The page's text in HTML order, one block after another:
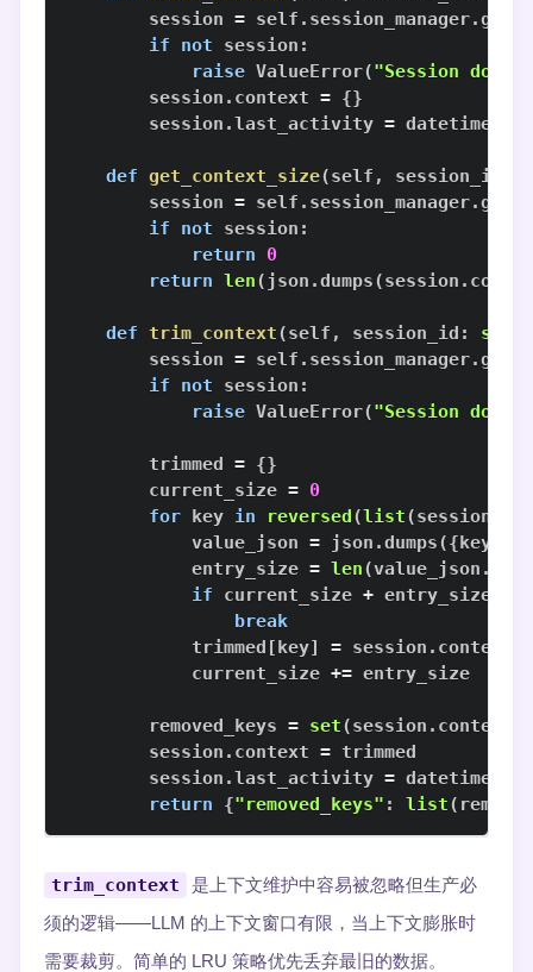
        session
= self . session_manager.
if
not session :
raise ValueError("Session does
        session
. context = {}
        session
.last_activity = datetime
def get_context_size(self , session_id
        session
= self . session_manager.
if
not session :
return
0
return len( json .dumps(session .
def trim_context(self , session_id : str
        session
= self . session_manager.
if
not session :
raise ValueError("Session does
        trimmed
= {}
        current_size
= 0
for key in reversed(list(session
            value_json
= json .dumps({key
            entry_size
= len(value_json .
if current_size + entry_size
break
            trimmed
[key] = session . context
            current_size
+=
        removed_keys
= set(session . context
        session
. context =
        session
.last_activity = datetime
return
{"removed_keys" : list(
trim_context
是上下文维护中容易被忽略但生产必
须的逻辑——LLM 的上下文窗口有限，当上下文膨胀时
需要裁剪。简单的 LRU 策略优先丢弃最旧的数据。